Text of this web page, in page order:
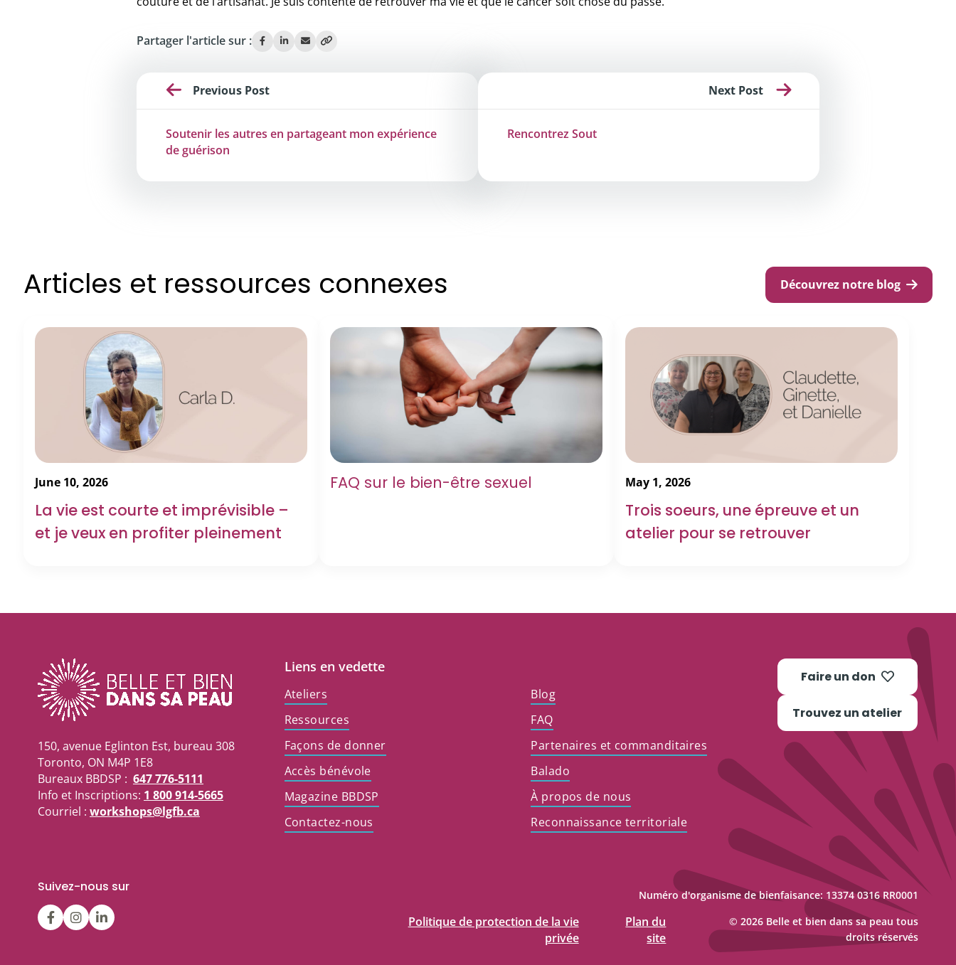
Partager l'article sur :
Previous Post
Soutenir les autres en partageant mon expérience
de guérison
Next Post
Rencontrez Sout
Articles et ressources connexes Découvrez notre blog
June 10, 2026
La vie est courte et imprévisible –
et je veux en profiter pleinement
FAQ sur le bien-être sexuel May 1, 2026
Trois soeurs, une épreuve et un
atelier pour se retrouver
150, avenue Eglinton Est, bureau 308
Toronto, ON M4P 1E8
Bureaux BBDSP : 647 776-5111
Info et Inscriptions: 1 800 914-5665
Courriel : workshops@lgfb.ca
Liens en vedette
Ateliers
Blog
Ressources
FAQ
Façons de donner
Partenaires et commanditaires
Accès bénévole
Balado
Magazine BBDSP
À propos de nous
Contactez-nous
Reconnaissance territoriale
Faire un don
Trouvez un atelier
Suivez-nous sur
LGFBCanada
LGFBCanada
Belle
Politique de protection de la vie
privée
Plan du
site
Numéro d'organisme de bienfaisance: 13374 0316 RR0001
© 2026 Belle et bien dans sa peau tous
droits réservés